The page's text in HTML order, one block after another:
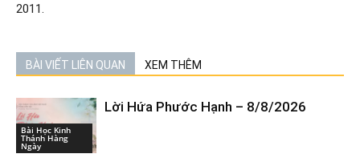
2011.
BÀI VIẾT LIÊN QUAN XEM THÊM
Bài Học Kinh
Thánh Hàng
Ngày
Lời Hứa Phước Hạnh – 8/8/2026